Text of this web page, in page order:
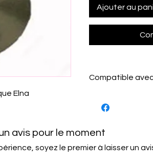
Elna
Ajouter au
Compatible
avis pour le moment
soyez le premier à laisser un